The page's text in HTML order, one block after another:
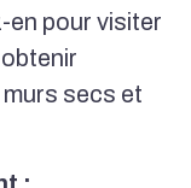
en pour visiter
secs et